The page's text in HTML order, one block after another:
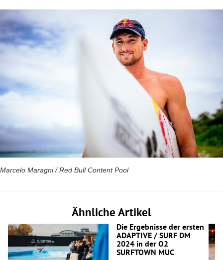
Marcelo Maragni / Red Bull Content Pool
Ähnliche Artikel
Die Ergebnisse der ersten
ADAPTIVE / SURF DM
2024 in der O2
SURFTOWN MUC